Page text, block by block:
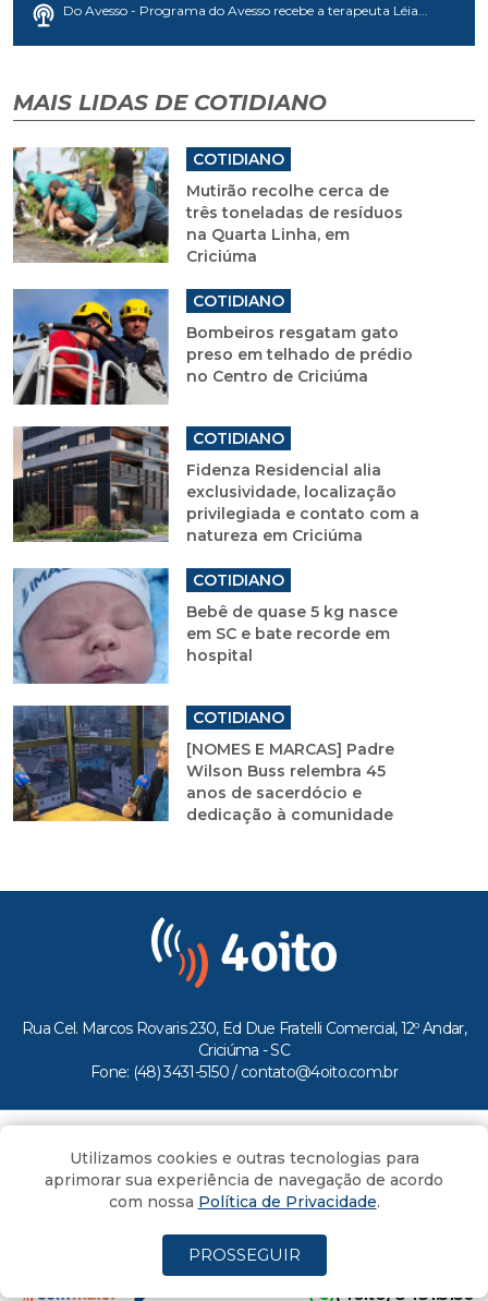
Do Avesso - Programa do Avesso recebe a terapeuta Léia...
MAIS LIDAS DE COTIDIANO
COTIDIANO
Mutirão recolhe cerca de
três toneladas de resíduos
na Quarta Linha, em
Criciúma
COTIDIANO
Bombeiros resgatam gato
preso em telhado de prédio
no Centro de Criciúma
COTIDIANO
Fidenza Residencial alia
exclusividade, localização
privilegiada e contato com a
natureza em Criciúma
COTIDIANO
Bebê de quase 5 kg nasce
em SC e bate recorde em
hospital
COTIDIANO
[NOMES E MARCAS] Padre
Wilson Buss relembra 45
anos de sacerdócio e
dedicação à comunidade
Rua Cel. Marcos Rovaris 230, Ed Due Fratelli Comercial, 12º Andar,
Criciúma - SC
Fone: (48) 3431-5150 / contato@4oito.com.br
Todos os direitos reservados ao Portal 4oito
(4oito) 3431.5150
Utilizamos cookies e outras tecnologias para
aprimorar sua experiência de navegação de acordo
com nossa Política de Privacidade.
PROSSEGUIR